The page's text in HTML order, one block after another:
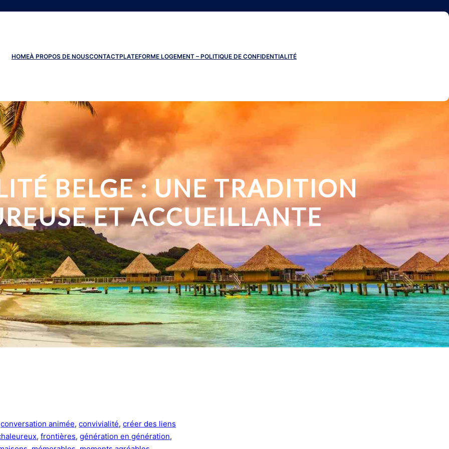
HOMEÀ PROPOS DE NOUSCONTACTPLATEFORME LOGEMENT – POLITIQUE DE CONFIDENTIALITÉ
BELGE : UNE TRADITION
ET ACCUEILLANTE
conversation animée, convivialité, créer des liens
, frontières, génération en génération